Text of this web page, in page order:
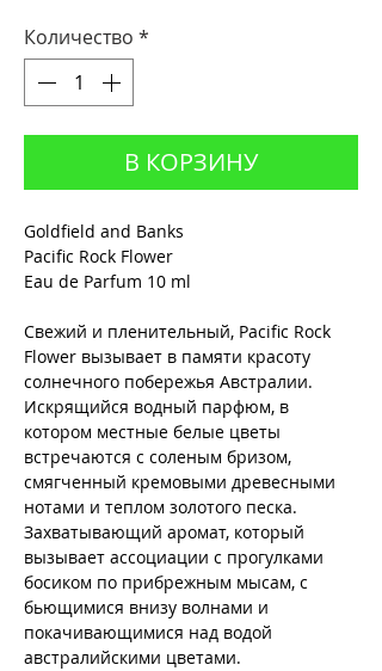
Количество *
В КОРЗИНУ
Goldfield and Banks
Pacific Rock Flower
Eau de Parfum 10 ml
Свежий и пленительный, Pacific Rock
Flower вызывает в памяти красоту
солнечного побережья Австралии.
Искрящийся водный парфюм, в
котором местные белые цветы
встречаются с соленым бризом,
смягченный кремовыми древесными
нотами и теплом золотого песка.
Захватывающий аромат, который
вызывает ассоциации с прогулками
босиком по прибрежным мысам, с
бьющимися внизу волнами и
покачивающимися над водой
австралийскими цветами.